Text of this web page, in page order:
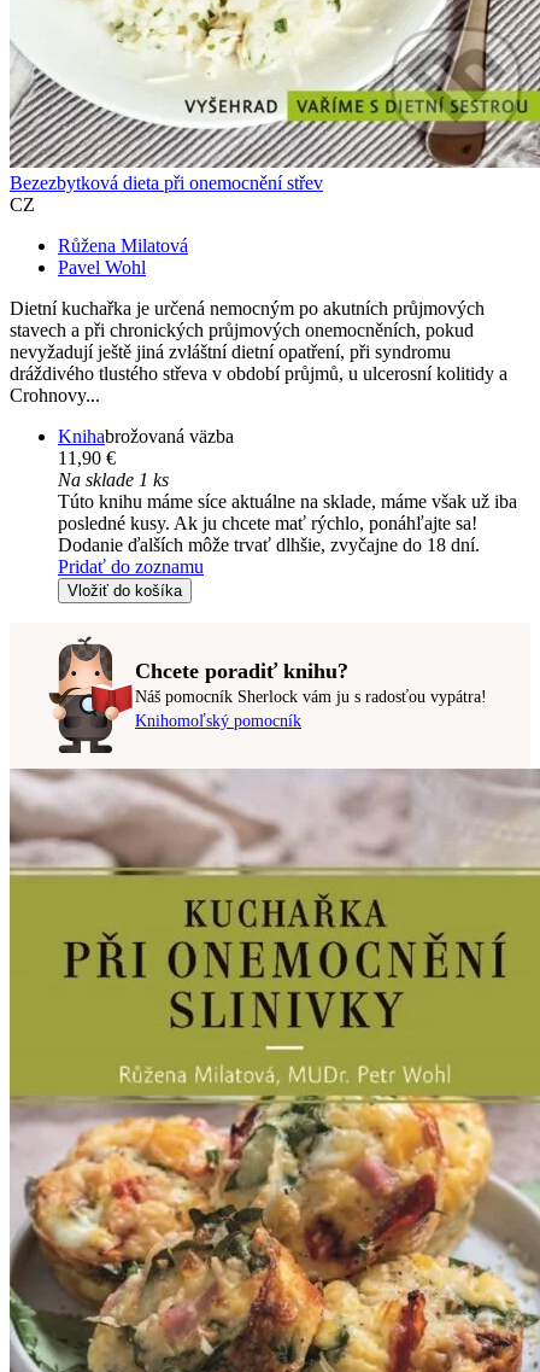
Bezezbytková dieta při onemocnění střev
CZ
Růžena Milatová
Pavel Wohl
Dietní kuchařka je určená nemocným po akutních průjmových
stavech a při chronických průjmových onemocněních, pokud
nevyžadují ještě jiná zvláštní dietní opatření, při syndromu
dráždivého tlustého střeva v období průjmů, u ulcerosní kolitidy a
Crohnovy...
Knihabrožovaná väzba
11,90 €
Na sklade 1 ks
Túto knihu máme síce aktuálne na sklade, máme však už iba
posledné kusy. Ak ju chcete mať rýchlo, ponáhľajte sa!
Dodanie ďalších môže trvať dlhšie, zvyčajne do 18 dní.
Pridať do zoznamu
Vložiť do košíka
Chcete poradiť knihu?
Náš pomocník Sherlock vám ju s radosťou vypátra!
Knihomoľský pomocník